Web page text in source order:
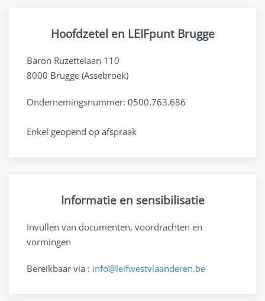
Hoofdzetel en LEIFpunt Brugge
Baron Ruzettelaan 110
8000 Brugge (Assebroek)
Ondernemingsnummer: 0500.763.686
Enkel geopend op afspraak
Informatie en sensibilisatie
Invullen van documenten, voordrachten en
vormingen
Bereikbaar via : info@leifwestvlaanderen.be